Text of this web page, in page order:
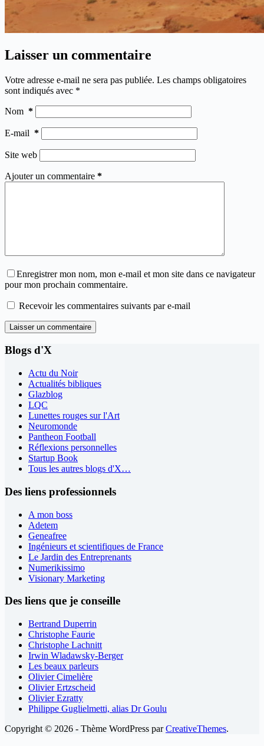
Laisser un commentaire
Votre adresse e-mail ne sera pas publiée. Les champs obligatoires
sont indiqués avec *
Nom *
E-mail *
Site web
Ajouter un commentaire *
Enregistrer mon nom, mon e-mail et mon site dans ce navigateur
pour mon prochain commentaire.
Recevoir les commentaires suivants par e-mail
Laisser un commentaire
Blogs d'X
Actu du Noir
Actualités bibliques
Glazblog
LQC
Lunettes rouges sur l'Art
Neuromonde
Pantheon Football
Réflexions personnelles
Startup Book
Tous les autres blogs d'X…
Des liens professionnels
A mon boss
Adetem
Geneafree
Ingénieurs et scientifiques de France
Le Jardin des Entreprenants
Numerikissimo
Visionary Marketing
Des liens que je conseille
Bertrand Duperrin
Christophe Faurie
Christophe Lachnitt
Irwin Wladawsky-Berger
Les beaux parleurs
Olivier Cimelière
Olivier Ertzscheid
Olivier Ezratty
Philippe Guglielmetti, alias Dr Goulu
Copyright © 2026 - Thème WordPress parCreativeThemes.